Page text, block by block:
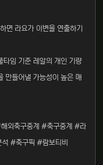
면 라요가 이변을 연출하기
타임 기준 레알의 개인 기량
만들어낼 가능성이 높은 매
외축구중계 #축구중계 #라
#축구픽 #람보티비